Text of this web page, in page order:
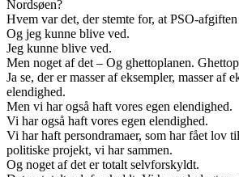
Nordsøen?
Hvem var det, der stemte for, at PSO-
Og jeg kunne blive ved.
Jeg kunne blive ved.
Men noget af det – Og ghettoplanen.
Ja se, der er masser af eksempler, masser af
elendighed.
Men vi har også haft vores egen elendighed.
Vi har også haft vores egen elendighed.
Vi har haft persondramaer, som har fået lov
politiske projekt, vi har sammen.
Og noget af det er totalt selvforskyldt.